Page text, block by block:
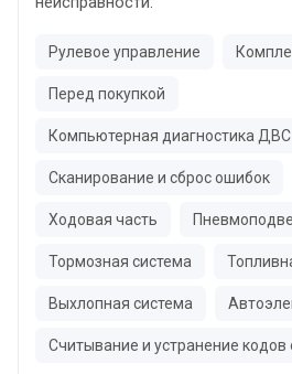
Рулевое управление
Перед покупкой
Компьютерная диагностика ДВС
Сканирование и сброс ошибок
Ходовая часть
Тормозная система
Выхлопная система
Считывание и устранение